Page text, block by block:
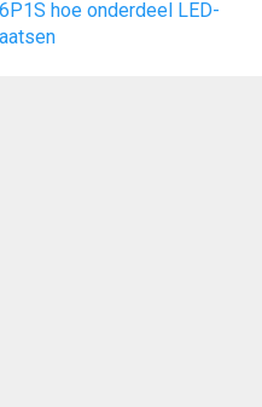
hoe onderdeel LED-